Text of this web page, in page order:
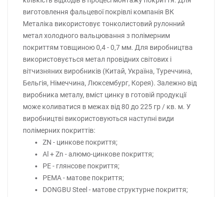
виготовлення фальцевої покрівлі компанія ВК
Металіка використовує тонколистовий рулонний
метал холодного вальцювання з полімерним
покриттям товщиною 0,4 - 0,7 мм. Для виробництва
використовується метал провідних світових і
вітчизняних виробників (Китай, Україна, Туреччина,
Бельгія, Німеччина, Люксембург, Корея). Залежно від
виробника металу, вміст цинку в готовій продукції
може коливатися в межах від 80 до 225 гр / кв. м. У
виробництві використовуються наступні види
полімерних покриттів:
ZN - цинкове покриття;
Al + Zn - алюмо-цинкове покриття;
PE - глянсове покриття;
PEMA - матове покриття;
DONGBU Steel - матове структурне покриття;